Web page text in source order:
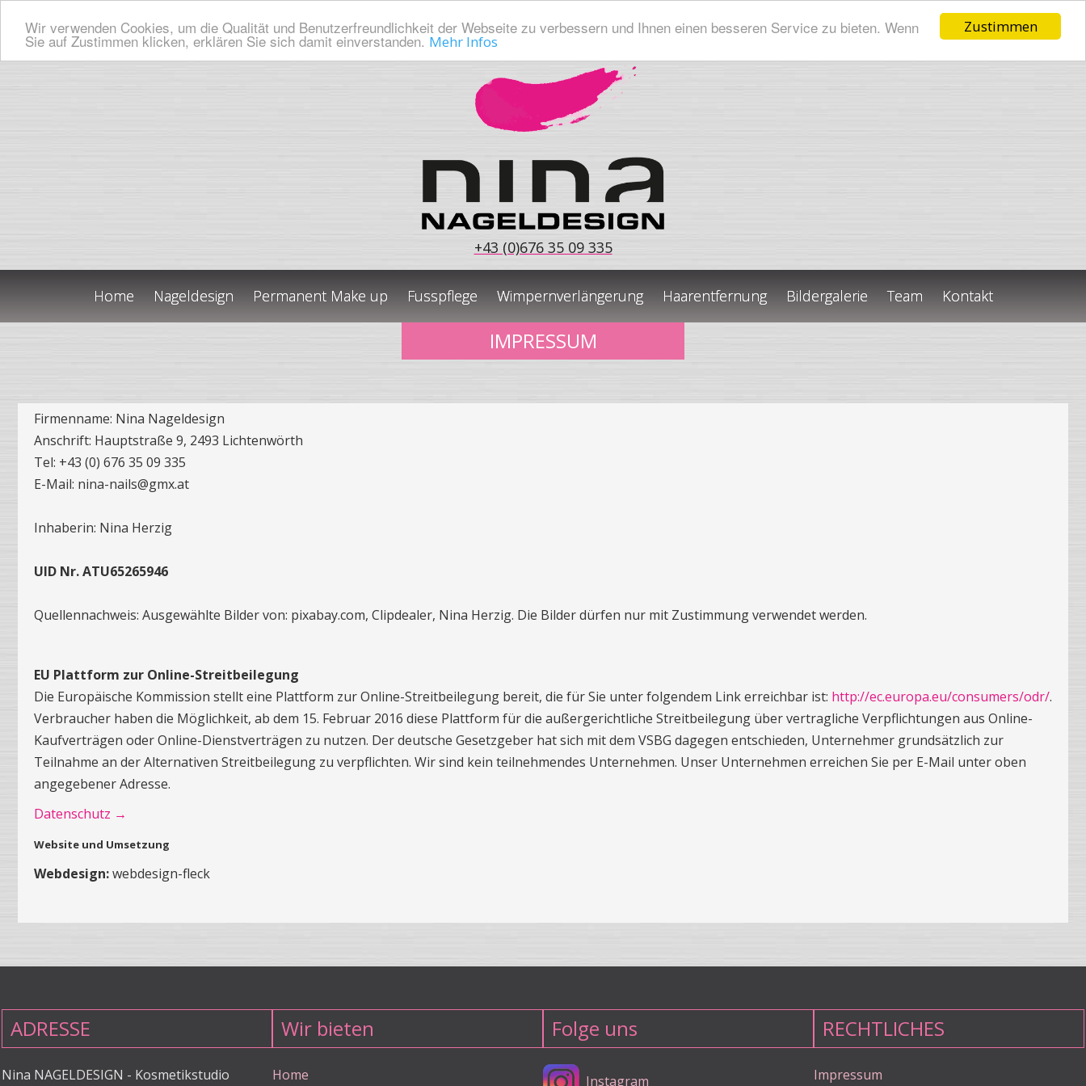
Zustimmen
Wir verwenden Cookies, um die Qualität und Benutzerfreundlichkeit der Webseite zu verbessern und Ihnen einen besseren Service zu bieten. Wenn
Sie auf Zustimmen klicken, erklären Sie sich damit einverstanden. Mehr Infos
+43 (0)676 35 09 335
Home Nageldesign Permanent Make up Fusspflege Wimpernverlängerung Haarentfernung Bildergalerie Team Kontakt
IMPRESSUM
Firmenname: Nina Nageldesign
Anschrift: Hauptstraße 9, 2493 Lichtenwörth
Tel: +43 (0) 676 35 09 335
E-Mail: nina-nails@gmx.at
Inhaberin: Nina Herzig
UID Nr. ATU65265946
Quellennachweis: Ausgewählte Bilder von: pixabay.com, Clipdealer, Nina Herzig. Die Bilder dürfen nur mit Zustimmung verwendet werden.
EU Plattform zur Online-Streitbeilegung
Die Europäische Kommission stellt eine Plattform zur Online-Streitbeilegung bereit, die für Sie unter folgendem Link erreichbar ist: http://ec.europa.eu/consumers/odr/.
Verbraucher haben die Möglichkeit, ab dem 15. Februar 2016 diese Plattform für die außergerichtliche Streitbeilegung über vertragliche Verpflichtungen aus Online-
Kaufverträgen oder Online-Dienstverträgen zu nutzen. Der deutsche Gesetzgeber hat sich mit dem VSBG dagegen entschieden, Unternehmer grundsätzlich zur
Teilnahme an der Alternativen Streitbeilegung zu verpflichten. Wir sind kein teilnehmendes Unternehmen. Unser Unternehmen erreichen Sie per E-Mail unter oben
angegebener Adresse.
Datenschutz →
Website und Umsetzung
Webdesign:webdesign-fleck
ADRESSE
Nina NAGELDESIGN - Kosmetikstudio
Wir bieten
Home
Folge uns
Instagram
RECHTLICHES
Impressum